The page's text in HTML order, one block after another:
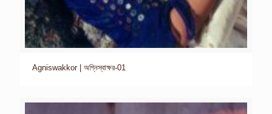
Agniswakkor | অগ্নিস্বাক্ষর-01